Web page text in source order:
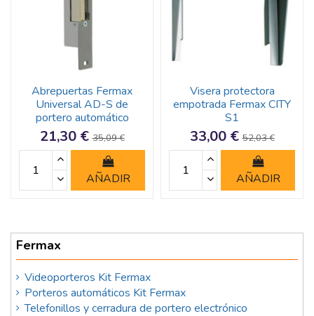
Abrepuertas Fermax
Universal AD-S de
portero automático
21,30 €35,09 €
AÑADIR
Visera protectora
empotrada Fermax CITY
S1
33,00 €52,03 €
AÑADIR
Fermax
Videoporteros Kit Fermax
Porteros automáticos Kit Fermax
Telefonillos y cerradura de portero electrónico